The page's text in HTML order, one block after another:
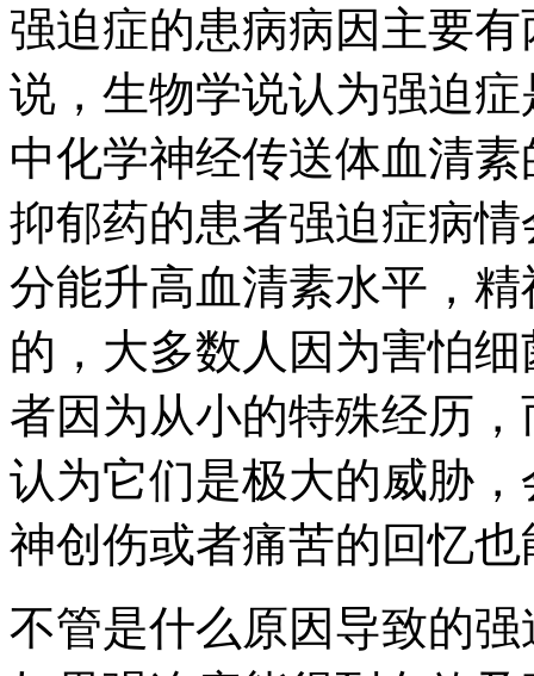
强迫症的患病病因主要
说，生物学说认为强迫
中化学神经传送体血清
抑郁药的患者强迫症病
分能升高血清素水平，
的，大多数人因为害怕
者因为从小的特殊经历
认为它们是极大的威胁
神创伤或者痛苦的回忆
不管是什么原因导致的